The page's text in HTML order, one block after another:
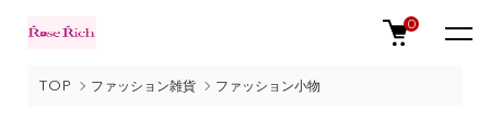
0
TOP ファッション雑貨 ファッション小物